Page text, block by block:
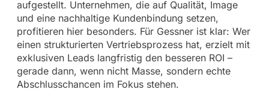
aufgestellt. Unternehmen, die auf Qualität, Image
und eine nachhaltige Kundenbindung setzen,
profitieren hier besonders. Für Gessner ist klar: Wer
einen strukturierten Vertriebsprozess hat, erzielt mit
exklusiven Leads langfristig den besseren ROI –
gerade dann, wenn nicht Masse, sondern echte
Abschlusschancen im Fokus stehen.